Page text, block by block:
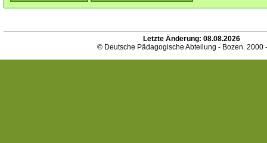
Letzte Änderung: 08.08.2026
© Deutsche Pädagogische Abteilung - Bozen. 2000